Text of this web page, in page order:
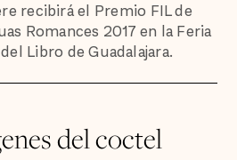
recibirá el Premio FIL de
Romances 2017 en la Feria
Libro de Guadalajara.
del coctel